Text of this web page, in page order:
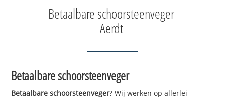
Betaalbare schoorsteenveger
Aerdt
Betaalbare schoorsteenveger
Betaalbare schoorsteenveger? Wij werken op allerlei